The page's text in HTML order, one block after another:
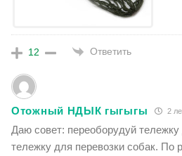
12 Ответить
Отожный НДЫК гыгыгы 2
Даю совет: переоборудуй
тележку для перевозки собак. По